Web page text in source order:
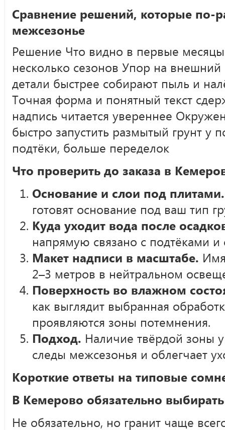
Сравнение решений, которые по-
межсезонье
Решение Что видно в первые
несколько сезонов Упор на внешний
детали быстрее собирают пыль и
Точная форма и понятный текст
надпись читается увереннее
быстро запустить размытый грунт у
подтёки, больше переделок
Что проверить до заказа в
Основание и слои под плитами.
готовят основание под ваш тип
Куда уходит вода после
напрямую связано с подтёками
Макет надписи в масштабе.
2–3 метров в нейтральном
Поверхность во влажном
как выглядит выбранная
проявляются зоны потемнения.
Подход. Наличие твёрдой зоны
следы межсезонья и облегчает
Короткие ответы на типовые
В Кемерово обязательно выбирать
Не обязательно, но гранит чаще